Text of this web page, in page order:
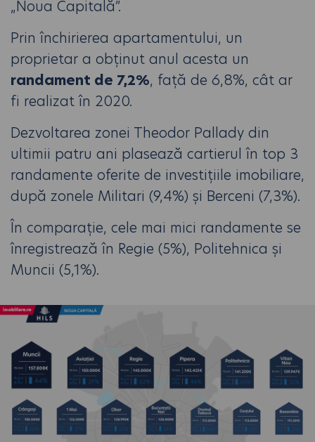
„Noua Capitală”.
Prin închirierea apartamentului, un
proprietar a obținut anul acesta un
randament de 7,2%, față de 6,8%, cât ar
fi realizat în 2020.
Dezvoltarea zonei Theodor Pallady din
ultimii patru ani plasează cartierul în top 3
randamente oferite de investițiile imobiliare,
după zonele Militari (9,4%) și Berceni (7,3%).
În comparație, cele mai mici randamente se
înregistrează în Regie (5%), Politehnica și
Muncii (5,1%).